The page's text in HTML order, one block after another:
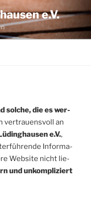
e.V.
sol­che, die es wer­
ver­trau­ens­voll an
e.V.,
Infor­ma­
Web­site nicht lie­
und unkom­pli­ziert